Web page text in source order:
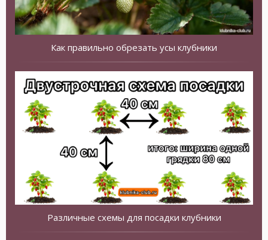
Как правильно обрезать усы клубники
Различные схемы для посадки клубники